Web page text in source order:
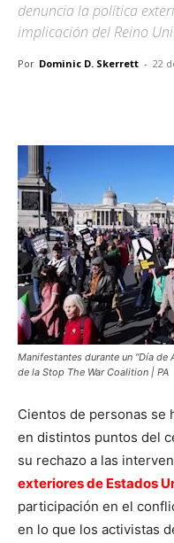
denuncia la política
implicación del Reino
Por Dominic D. Skerrett - 22
Manifestantes durante un “Día de
de la Stop The War Coalition | PA
Cientos de personas se
en distintos puntos del
su rechazo a las
exteriores de Estados
participación en el
en lo que los activistas